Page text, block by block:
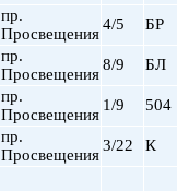
пр.
Просвещения
4/5 БР
пр.
Просвещения
8/9 БЛ
пр.
Просвещения
1/9 504
пр.
Просвещения
3/22 К